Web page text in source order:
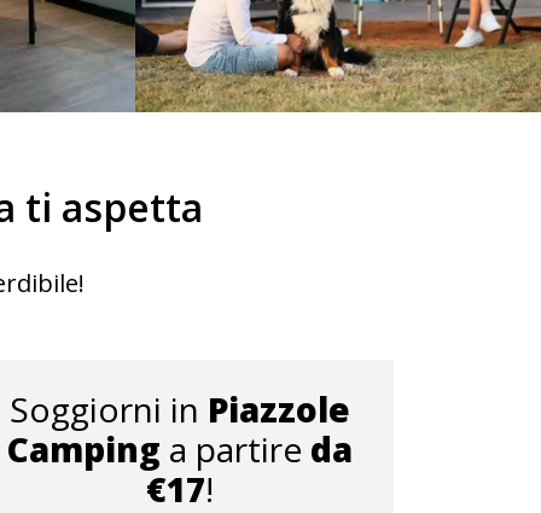
ti aspetta
Soggiorni in Piazzole
Camping a partire da
€17!